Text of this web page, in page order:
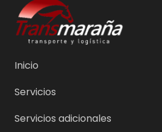
Inicio
Servicios
Servicios adicionales